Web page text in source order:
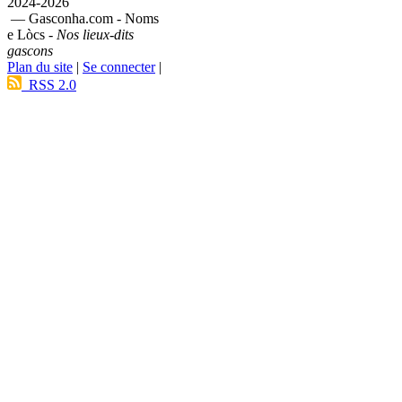
— Gasconha.com - Noms
e Lòcs - Nos lieux-dits
gascons
Plan du site | Se connecter|
RSS 2.0